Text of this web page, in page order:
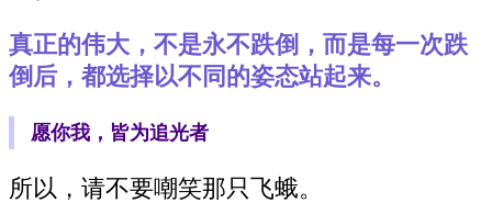
真正的伟大，不是永不跌倒，而是每一次跌
倒后，都选择以不同的姿态站起来。
愿你我，皆为追光者
所以，请不要嘲笑那只飞蛾。